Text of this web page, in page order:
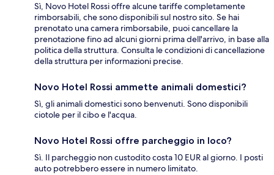
Sì, Novo Hotel Rossi offre alcune tariffe completamente
rimborsabili, che sono disponibili sul nostro sito. Se hai
prenotato una camera rimborsabile, puoi cancellare la
prenotazione fino ad alcuni giorni prima dell'arrivo, in base alla
politica della struttura. Consulta le condizioni di cancellazione
della struttura per informazioni precise.
Novo Hotel Rossi ammette animali domestici?
Sì, gli animali domestici sono benvenuti. Sono disponibili
ciotole per il cibo e l'acqua.
Novo Hotel Rossi offre parcheggio in loco?
Sì. Il parcheggio non custodito costa 10 EUR al giorno. I posti
auto potrebbero essere in numero limitato.